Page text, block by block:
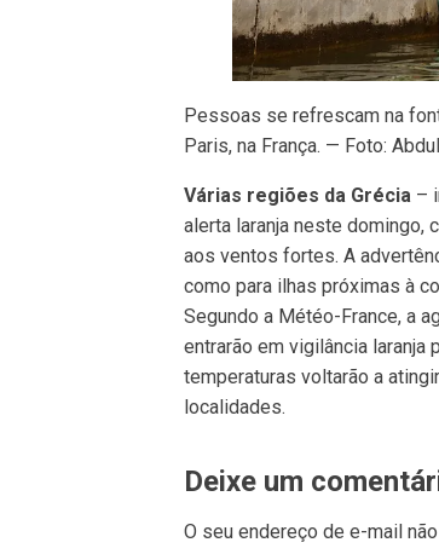
Pessoas se refrescam na
Paris, na França. — Foto:
Várias regiões da Grécia –
alerta laranja neste domingo,
aos ventos fortes. A
como para ilhas próximas à
Segundo a Météo-France, a
entrarão em vigilância laranja
temperaturas voltarão a
localidades.
Deixe um
O seu endereço de e-mail